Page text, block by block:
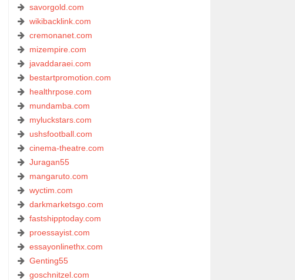
savorgold.com
wikibacklink.com
cremonanet.com
mizempire.com
javaddaraei.com
bestartpromotion.com
healthrpose.com
mundamba.com
myluckstars.com
ushsfootball.com
cinema-theatre.com
Juragan55
mangaruto.com
wyctim.com
darkmarketsgo.com
fastshipptoday.com
proessayist.com
essayonlinethx.com
Genting55
goschnitzel.com